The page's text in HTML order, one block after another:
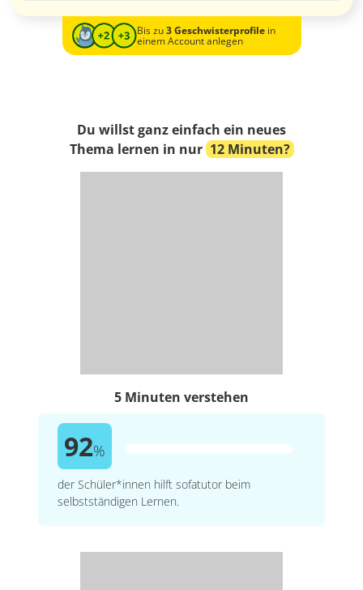
Bis zu3 Geschwisterprofilein
einem Account anlegen
Du willst ganz einfach ein neues
Thema lernen in nur 12 Minuten?
5 Minuten verstehen
92%
der Schüler*innen hilft sofatutor beim
selbstständigen Lernen.